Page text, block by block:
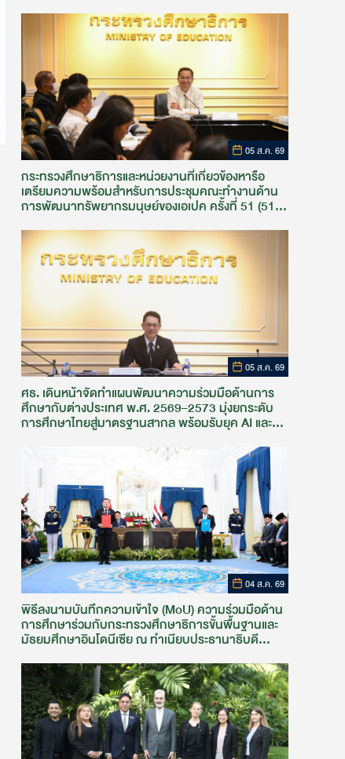
05 ส.ค. 69
กระทรวงศึกษาธิการและหน่วยงานที่เกี่ยวข้องหารือ
เตรียมความพร้อมสำหรับการประชุมคณะทำงานด้าน
การพัฒนาทรัพยากรมนุษย์ของเอเปค ครั้งที่ 51 (51st
05 ส.ค. 69
ศธ. เดินหน้าจัดทำแผนพัฒนาความร่วมมือด้านการ
ศึกษากับต่างประเทศ พ.ศ. 2569–2573 มุ่งยกระดับ
การศึกษาไทยสู่มาตรฐานสากล พร้อมรับยุค AI และ
04 ส.ค. 69
พิธีลงนามบันทึกความเข้าใจ (MoU) ความร่วมมือด้าน
การศึกษาร่วมกับกระทรวงศึกษาธิการขั้นพื้นฐานและ
มัธยมศึกษาอินโดนีเซีย ณ ทำเนียบประธานาธิบดี